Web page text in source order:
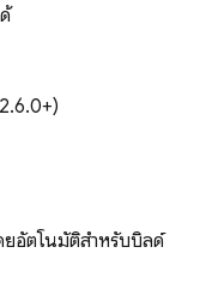
อัตโนมัติสำหรับบิลด์